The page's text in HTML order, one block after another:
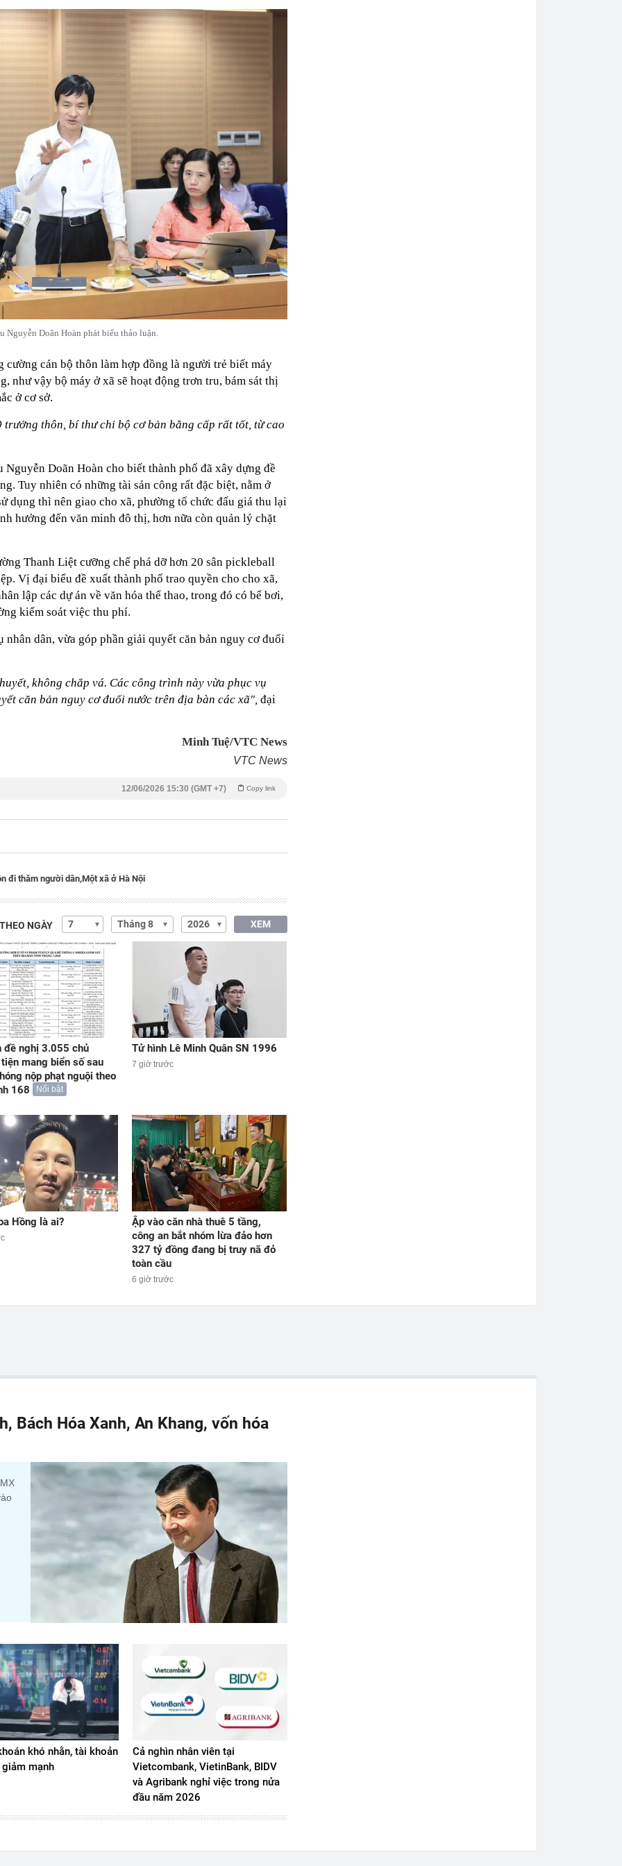
Nguyễn Doãn Hoàn phát biểu thảo luận.
cường cán bộ thôn làm hợp đồng là người trẻ biết máy
như vậy bộ máy ở xã sẽ hoạt động trơn tru, bám sát thị
ở cơ sở.
thôn, bí thư chi bộ cơ bản bằng cấp rất tốt, từ cao
Doãn Hoàn cho biết thành phố đã xây dựng đề
Tuy nhiên có những tài sản công rất đặc biệt, nằm ở
dụng thì nên giao cho xã, phường tổ chức đấu giá thu lại
hưởng đến văn minh đô thị, hơn nữa còn quản lý chặt
Thanh Liệt cưỡng chế phá dỡ hơn 20 sân pickleball
Vị đại biểu đề xuất thành phố trao quyền cho cho xã,
lập các dự án về văn hóa thể thao, trong đó có bể bơi,
kiểm soát việc thu phí.
dân, vừa góp phần giải quyết căn bản nguy cơ đuối
không chắp vá. Các công trình này vừa phục vụ
căn bản nguy cơ đuối nước trên địa bàn các xã", đại
Minh Tuệ/VTC News
VTC News
Copy link
12/06/2026 15:30 (GMT +7)
đi thăm người dân,Một xã ở Hà Nội
NGÀY XEM
đề nghị 3.055 chủ
mang biển số sau
nộp phạt nguội theo
168
Nổi bật
Tử hình Lê Minh Quân SN 1996
7 giờ trước
Hồng là ai?
Ập vào căn nhà thuê 5 tầng,
công an bắt nhóm lừa đảo hơn
327 tỷ đồng đang bị truy nã đỏ
toàn cầu
6 giờ trước
Bách Hóa Xanh, An Khang, vốn hóa
khó nhằn, tài khoản
mạnh
Cả nghìn nhân viên tại
Vietcombank, VietinBank, BIDV
và Agribank nghỉ việc trong nửa
đầu năm 2026